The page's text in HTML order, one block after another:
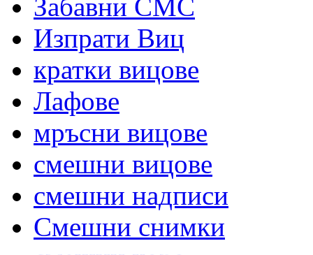
Забавни СМС
Изпрати Виц
кратки вицове
Лафове
мръсни вицове
смешни вицове
смешни надписи
Смешни снимки